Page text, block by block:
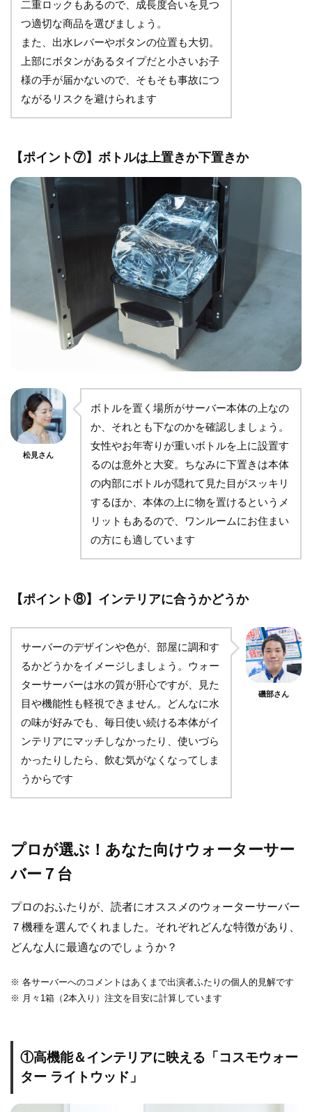
二重ロックもあるので、成長度合いを見つ
つ適切な商品を選びましょう。
また、出水レバーやボタンの位置も大切。
上部にボタンがあるタイプだと小さいお子
様の手が届かないので、そもそも事故につ
ながるリスクを避けられます
【ポイント⑦】ボトルは上置きか下置きか
松見さん
ボトルを置く場所がサーバー本体の上なの
か、それとも下なのかを確認しましょう。
女性やお年寄りが重いボトルを上に設置す
るのは意外と大変。ちなみに下置きは本体
の内部にボトルが隠れて見た目がスッキリ
するほか、本体の上に物を置けるというメ
リットもあるので、ワンルームにお住まい
の方にも適しています
【ポイント⑧】インテリアに合うかどうか
サーバーのデザインや色が、部屋に調和す
るかどうかをイメージしましょう。ウォー
ターサーバーは水の質が肝心ですが、見た
目や機能性も軽視できません。どんなに水
の味が好みでも、毎日使い続ける本体がイ
ンテリアにマッチしなかったり、使いづら
かったりしたら、飲む気がなくなってしま
うからです
磯部さん
プロが選ぶ！あなた向けウォーターサー
バー７台
プロのおふたりが、読者にオススメのウォーターサーバー
７機種を選んでくれました。それぞれどんな特徴があり、
どんな人に最適なのでしょうか？
※ 各サーバーへのコメントはあくまで出演者ふたりの個人的見解です
※ 月々1箱（2本入り）注文を目安に計算しています
①高機能＆インテリアに映える「コスモウォー
ター ライトウッド」